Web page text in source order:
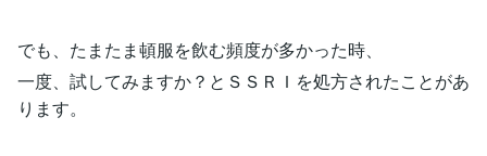
でも、たまたま頓服を飲む頻度が多かった時、
一度、試してみますか？とＳＳＲＩを処方されたことがあ
ります。